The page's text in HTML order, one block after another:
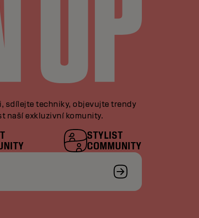
sdílejte techniky, objevujte trendy
naší exkluzivní komunity.
STYLIST
COMMUNITY